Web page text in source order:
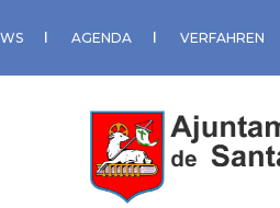
AGENDA VERFAHREN